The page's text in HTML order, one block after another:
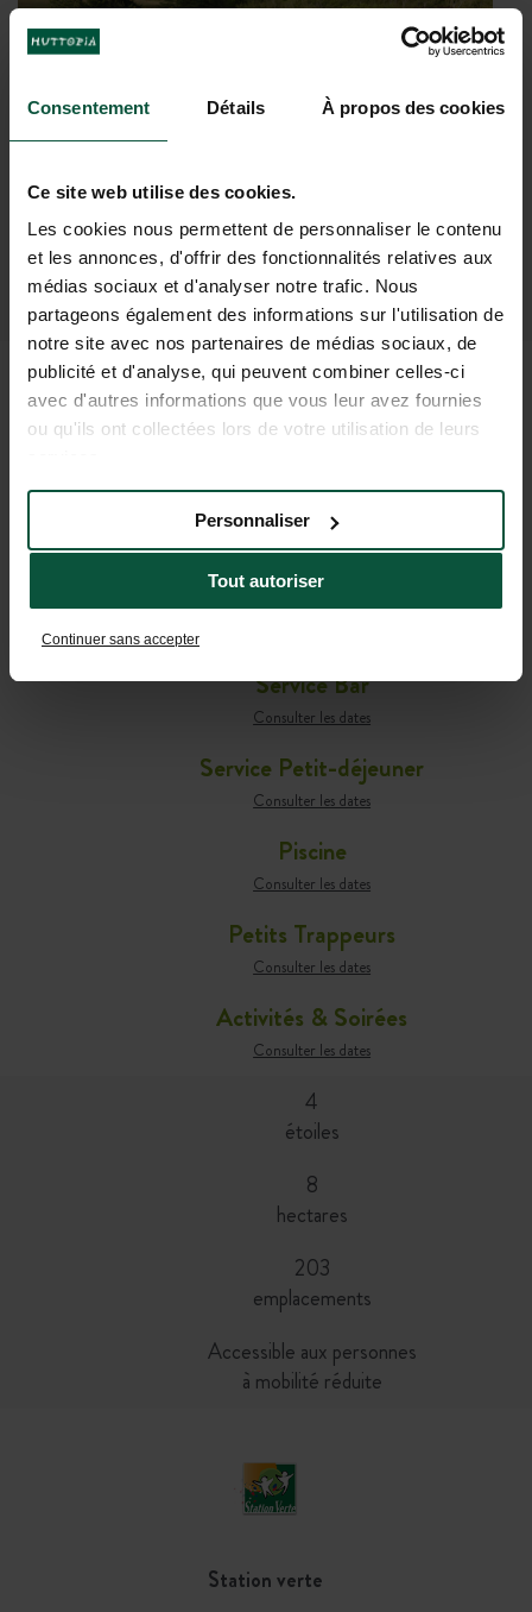
Consentement Détails À propos des cookies
Ce site web utilise des cookies.
Les cookies nous permettent de personnaliser le contenu
et les annonces, d'offrir des fonctionnalités relatives aux
médias sociaux et d'analyser notre trafic. Nous
partageons également des informations sur l'utilisation de
notre site avec nos partenaires de médias sociaux, de
publicité et d'analyse, qui peuvent combiner celles-ci
avec d'autres informations que vous leur avez fournies
ou qu'ils ont collectées lors de votre utilisation de leurs
Tout autoriser
Personnaliser
Continuer sans accepter
TOUTES LES INFORMATIONS
UTILES POUR PRÉPARER
VOTRE SÉJOUR
Café-comptoir
Service Bar
Consulter les dates
Service Petit-déjeuner
Consulter les dates
Piscine
Consulter les dates
Petits Trappeurs
Consulter les dates
Activités & Soirées
Consulter les dates
4
étoiles
8
hectares
203
emplacements
Accessible aux personnes
à mobilité réduite
Station verte